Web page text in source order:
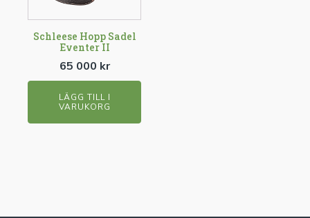
Schleese Hopp Sadel
Eventer II
65 000 kr
LÄGG TILL I
VARUKORG